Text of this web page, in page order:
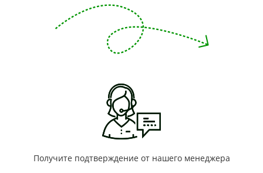
Получите подтверждение от нашего менеджера